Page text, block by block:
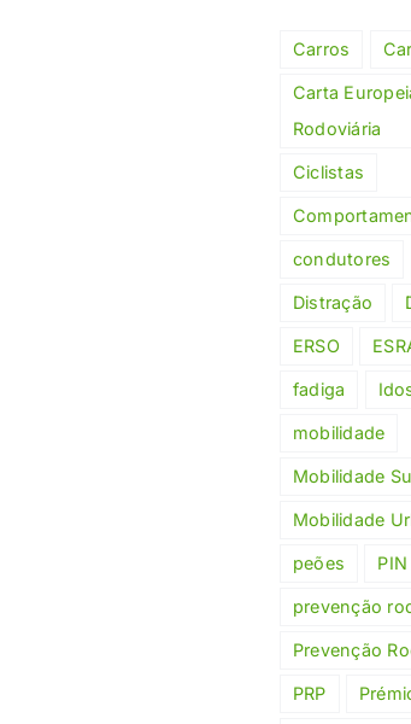
Carros
Carta
Rodoviária
Ciclistas
condutores
Distração
ERSO
fadiga
mobilidade
Mobilidade
Mobilidade
peões PIN
prevenção
Prevenção
PRP